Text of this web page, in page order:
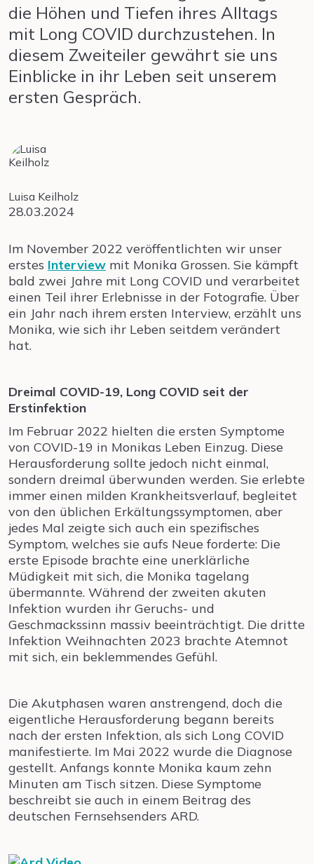
die Höhen und Tiefen ihres Alltags
mit Long COVID durchzustehen. In
diesem Zweiteiler gewährt sie uns
Einblicke in ihr Leben seit unserem
ersten Gespräch.
Luisa Keilholz
28.03.2024
Im November 2022 veröffentlichten wir unser
erstes Interview mit Monika Grossen. Sie kämpft
bald zwei Jahre mit Long COVID und verarbeitet
einen Teil ihrer Erlebnisse in der Fotografie. Über
ein Jahr nach ihrem ersten Interview, erzählt uns
Monika, wie sich ihr Leben seitdem verändert
hat.
Dreimal COVID-19, Long COVID seit der
Erstinfektion
Im Februar 2022 hielten die ersten Symptome
von COVID-19 in Monikas Leben Einzug. Diese
Herausforderung sollte jedoch nicht einmal,
sondern dreimal überwunden werden. Sie erlebte
immer einen milden Krankheitsverlauf, begleitet
von den üblichen Erkältungssymptomen, aber
jedes Mal zeigte sich auch ein spezifisches
Symptom, welches sie aufs Neue forderte: Die
erste Episode brachte eine unerklärliche
Müdigkeit mit sich, die Monika tagelang
übermannte. Während der zweiten akuten
Infektion wurden ihr Geruchs- und
Geschmackssinn massiv beeinträchtigt. Die dritte
Infektion Weihnachten 2023 brachte Atemnot
mit sich, ein beklemmendes Gefühl.
Die Akutphasen waren anstrengend, doch die
eigentliche Herausforderung begann bereits
nach der ersten Infektion, als sich Long COVID
manifestierte. Im Mai 2022 wurde die Diagnose
gestellt. Anfangs konnte Monika kaum zehn
Minuten am Tisch sitzen. Diese Symptome
beschreibt sie auch in einem Beitrag des
deutschen Fernsehsenders ARD.